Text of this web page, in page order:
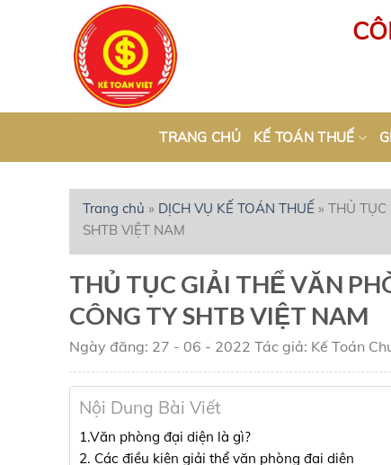
TRANG CHỦ KẾ TOÁN THUẾ
Trang chủ » DỊCH VỤ KẾ TOÁN THUẾ » THỦ
SHTB VIỆT NAM
THỦ TỤC GIẢI THỂ VĂN
CÔNG TY SHTB VIỆT NAM
Ngày đăng: 27 - 06 - 2022 Tác giả: Kế Toán
Nội Dung Bài Viết
1.Văn phòng đại diện là gì?
2. Các điều kiện giải thể văn phòng đại diện